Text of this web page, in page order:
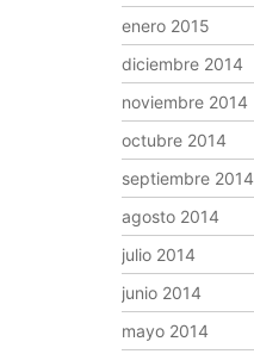
enero 2015
diciembre 2014
noviembre 2014
octubre 2014
septiembre 2014
agosto 2014
julio 2014
junio 2014
mayo 2014